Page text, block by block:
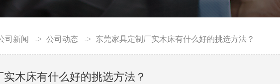
司新闻 -> 公司动态 -> 东莞家具定制厂实木床有什么好的挑选方法？
木床有什么好的挑选方法？